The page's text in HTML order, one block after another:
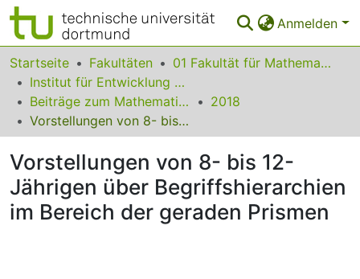
Anmelden
Bereiche & Sammlungen
Das gesamte Repositorium
Statistiken
FAQ
Leitlinien
Zurück zur Startseite
Startseite Fakultäten
01 Fakultät für Mathematik
Institut für Entwicklung und Erforschung des Mathematikunterrichts
Beiträge zum Mathematikunterricht
2018
Vorstellungen von 8- bis 12-Jährigen über Begriffshierarchien im Bereich der geraden Prismen
Vorstellungen von 8- bis 12-
Jährigen über Begriffshierarchien
im Bereich der geraden Prismen